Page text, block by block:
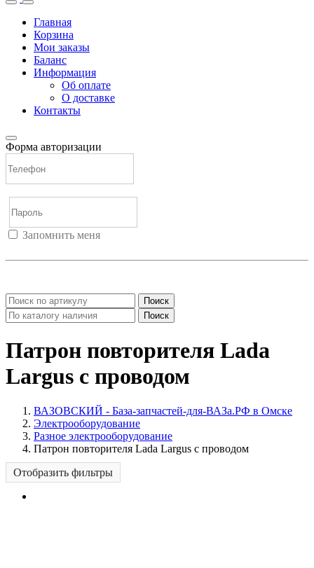
Главная
Корзина
Мои заказы
Баланс
Информация
Об оплате
О доставке
Контакты
Форма авторизации
Запомнить меня
Поиск
Поиск
Патрон повторителя Lada
Largus с проводом
ВАЗОВСКИЙ - База-запчастей-для-ВАЗа.РФ в Омске
Электрооборудование
Разное электрооборудование
Патрон повторителя Lada Largus с проводом
Отобразить фильтры